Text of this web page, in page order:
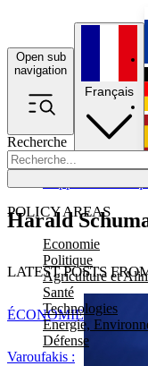
Open sub
navigation
Recherche
POLICY AREAS
Economie
Politique
Agriculture et
Santé
Technologies
Energie,
Défense
Français
Harald
LATEST POSTS
Varoufakis :
ÉCONOMIE